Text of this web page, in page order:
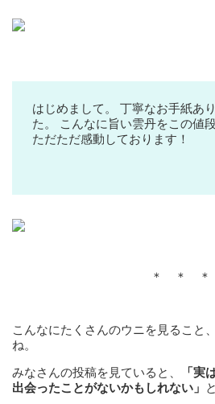
はじめまして。 丁寧なお手紙あ
た。 こんなに旨い雲丹をこの値
ただただ感動しております！
＊ ＊ ＊
こんなにたくさんのウニを見ること
ね。
みなさんの投稿を見ていると、
「実
出会ったことがないかもしれない」